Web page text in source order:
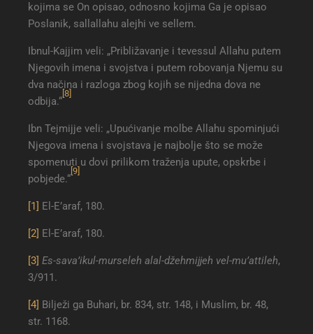
kojima se On opisao, odnosno kojima Ga je opisao
Poslanik, sallallahu alejhi ve sellem.
Ibnul-Kajjim veli: „Približavanje i tevessul Allahu putem
Njegovih imena i svojstva i putem robovanja Njemu su
dva načina i razloga zbog kojih se nijedna dova ne
odbija.“
[8]
Ibn Tejmijje veli: „Upućivanje molbe Allahu spominjući
Njegova imena i svojstava je najbolje što se može
spomenuti u dovi prilikom traženja upute, opskrbe i
pobjede.“
[9]
[1] El-E’araf, 180.
[2] El-E’araf, 180.
[3] Es-sava’ikul-murseleh alal-džehmijjeh vel-mu’attileh,
3/911.
[4] Bilježi ga Buhari, br. 834, str. 148, i Muslim, br. 48,
str. 1168.